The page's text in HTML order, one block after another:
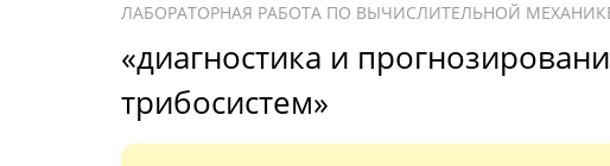
ЛАБОРАТОРНАЯ РАБОТА ПО ВЫЧИСЛИТЕЛЬНОЙ
«диагностика и
трибосистем»